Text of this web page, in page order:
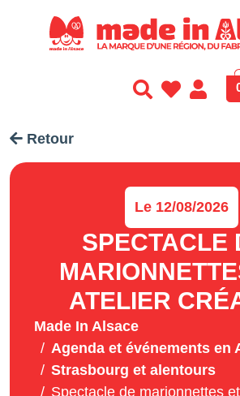
Retour
Le 12/08/2026
SPECTACLE
ATELIER
Made In Alsace
Agenda et événements en
Strasbourg et alentours
Spectacle de marionnettes